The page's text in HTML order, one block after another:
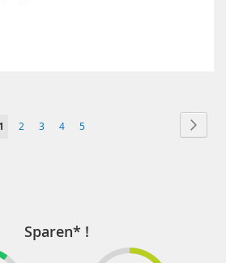
Pagina
U1 Pagina
2 Pagina
3 Pagina
4 Pagina
5
Sparen* !